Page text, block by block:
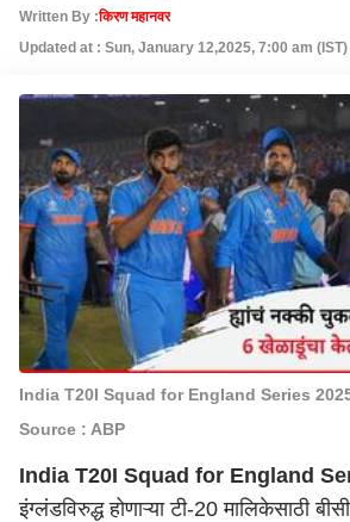
Written By :किरण महानवर
Updated at : Sun, January 12,2025, 7:00 am (IST)
India T20I Squad for England Series
Source : ABP
India T20I Squad for England
इंग्लंडविरुद्ध होणाऱ्या टी-20 मालिकेसाठी